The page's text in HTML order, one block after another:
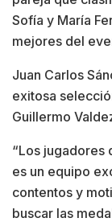
Sofía y María
mejores del
Juan Carlos
exitosa
Guillermo
“Los jugadores
es un equipo
contentos y
buscar las